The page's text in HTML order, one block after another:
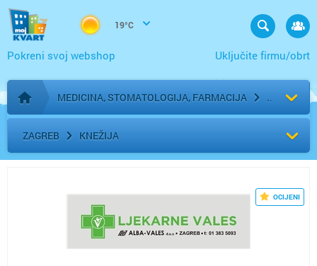
19°C
Uključite firmu/obrt
Pokreni svoj webshop
Početna stranica
MEDICINA, STOMATOLOGIJA, FARMACIJA
ZAGREB KNEŽIJA
OCIJENI